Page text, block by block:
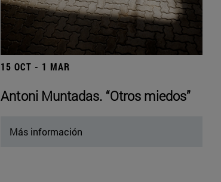
15 OCT - 1 MAR
Antoni Muntadas. “Otros miedos”
Más información